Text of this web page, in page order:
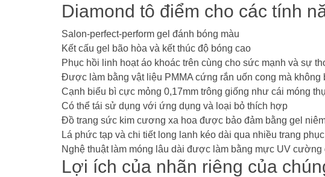
Diamond tô điểm cho các tính
Salon-perfect-perform gel đánh bóng màu
Kết cấu gel bão hòa và kết thúc độ bóng cao
Phục hồi linh hoạt áo khoác trên cùng cho sức mạnh và sự
Được làm bằng vật liệu PMMA cứng rắn uốn cong mà không
Cạnh biểu bì cực mỏng 0,17mm trông giống như cái móng
Có thể tái sử dụng với ứng dụng và loại bỏ thích hợp
Đồ trang sức kim cương xa hoa được bảo đảm bằng gel
Lá phức tạp và chi tiết long lanh kéo dài qua nhiều trang phục
Nghệ thuật làm móng lâu dài được làm bằng mực UV
Lợi ích của nhãn riêng của